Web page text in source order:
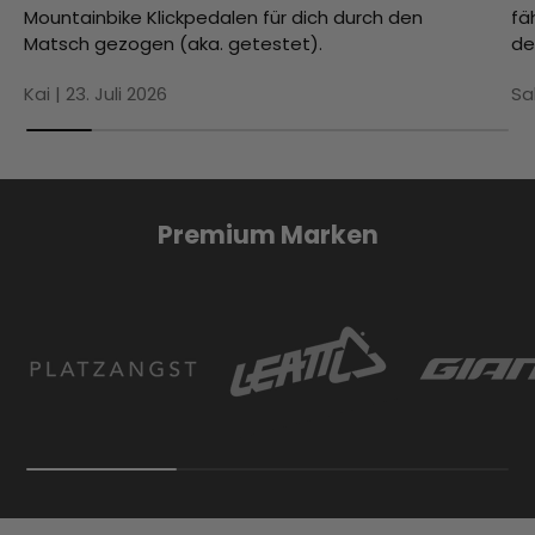
Mountainbike Klickpedalen für dich durch den
Matsch gezogen (aka. getestet).
Kai | 23. Juli 2026
Premium Marken